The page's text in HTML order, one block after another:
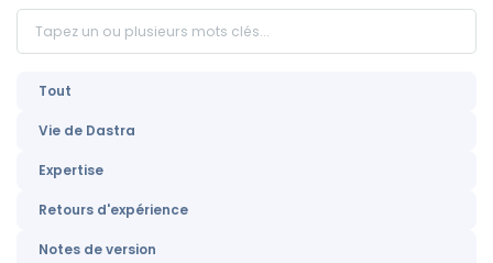
Tout
Vie de Dastra
Expertise
Retours d'expérience
Notes de version